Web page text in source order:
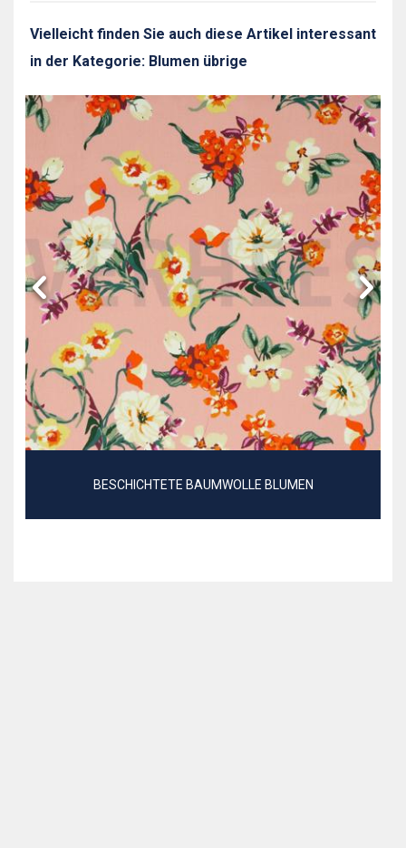
Vielleicht finden Sie auch diese Artikel interessant
in der Kategorie: Blumen übrige
BESCHICHTETE BAUMWOLLE BLUMEN